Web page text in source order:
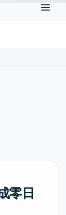
↑0.00%
零日